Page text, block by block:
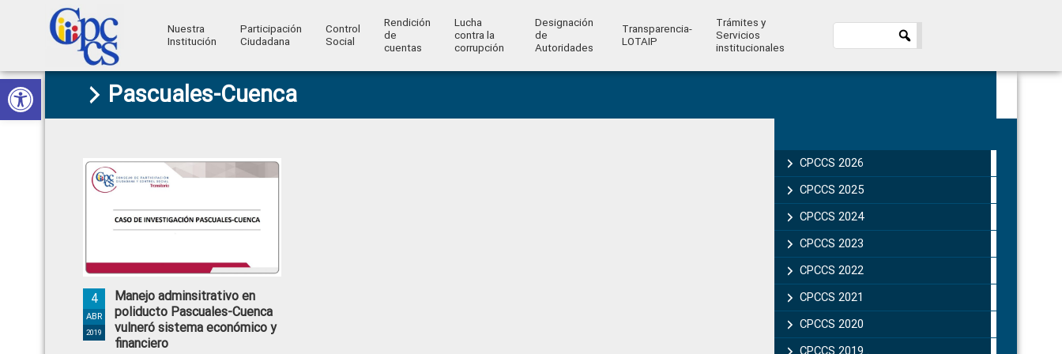
Abrir barra de herramientas
Skip
to
primary
Skip
to
main
Skip
to
primary
Skip
to
footer
Consejo
Ciudadana
Control
Construyendo
Ciudadano
Nuestra
Institución
Participación
Ciudadana
Control
Social
Rendición
de
cuentas
Lucha
contra la
corrupción
Designación
de
Autoridades
Transparencia-
LOTAIP
Trámites y
Servicios
institucionales
Pascuales-Cuenca
Manejo adminsitrativo en
poliducto Pascuales-Cuenca
vulneró sistema económico y
financiero
4
ABR
2019
Sidebar
CPCCS 2026
CPCCS 2025
CPCCS 2024
CPCCS 2023
CPCCS 2022
CPCCS 2021
CPCCS 2020
CPCCS 2019 .